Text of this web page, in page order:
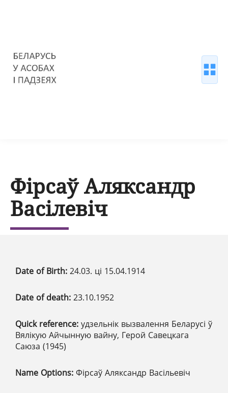
Фірсаў Аляксандр
Васілевіч
Date of Birth: 24.03. ці 15.04.1914
Date of death: 23.10.1952
Quick reference: удзельнік вызвалення Беларусі ў
Вялікую Айчынную вайну, Герой Савецкага
Саюза (1945)
Name Options: Фірсаў Аляксандр Васільевіч